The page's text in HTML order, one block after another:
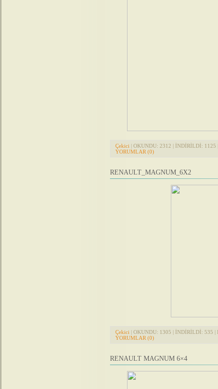
Çekici | OKUNDU: 2312 | İNDİRİLDİ: 1125
YORUMLAR (0)
RENAULT_MAGNUM_6X2
Çekici | OKUNDU: 1305 | İNDİRİLDİ: 535 |
YORUMLAR (0)
RENAULT MAGNUM 6×4